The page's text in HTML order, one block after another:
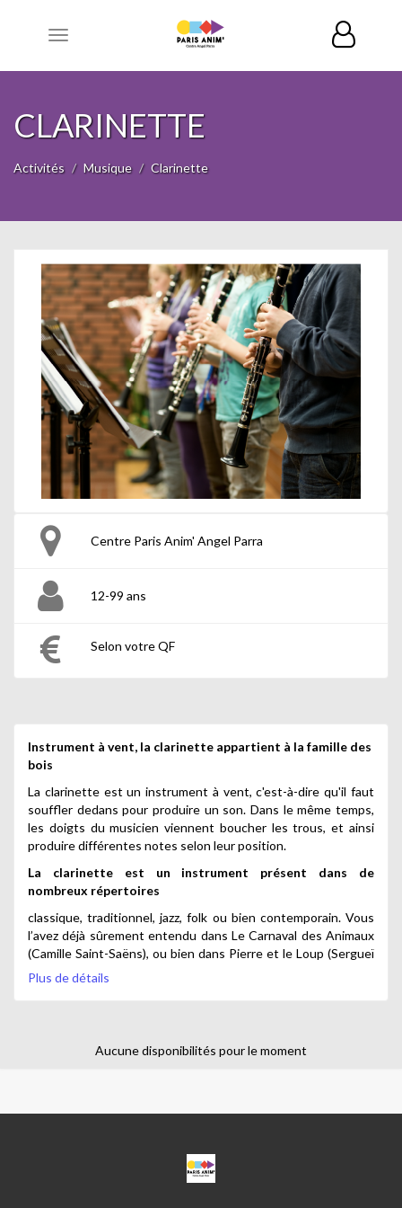
Toggle
CLARINETTE
Activités Musique Clarinette
Centre Paris Anim' Angel Parra
12-99 ans
Selon votre QF
Instrument à vent, la clarinette appartient à la famille des
bois
La clarinette est un instrument à vent, c'est-à-dire qu'il faut
souffler dedans pour produire un son. Dans le même temps,
les doigts du musicien viennent boucher les trous, et ainsi
produire différentes notes selon leur position.
La clarinette est un instrument présent dans de
nombreux répertoires
classique, traditionnel, jazz, folk ou bien contemporain. Vous
l’avez déjà sûrement entendu dans Le Carnaval des Animaux
(Camille Saint-Saëns), ou bien dans Pierre et le Loup (Sergueï
Prokofiev) où elle représente le chat. La clarinette est
Nos cours s’adressent à tout type de public.
Plus de détails
Aucune disponibilités pour le moment
CPA
ANGEL